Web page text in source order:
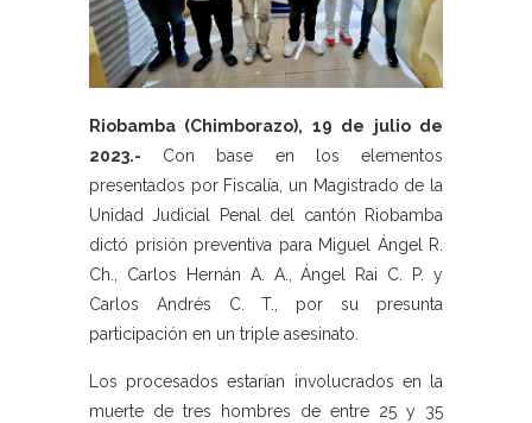
Riobamba (Chimborazo), 19 de julio de
2023.- Con base en los elementos
presentados por Fiscalía, un Magistrado de la
Unidad Judicial Penal del cantón Riobamba
dictó prisión preventiva para Miguel Ángel R.
Ch., Carlos Hernán A. A., Ángel Rai C. P. y
Carlos Andrés C. T., por su presunta
participación en un triple asesinato.
Los procesados estarían involucrados en la
muerte de tres hombres de entre 25 y 35